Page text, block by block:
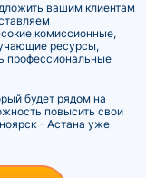
вашим клиентам
комиссионные,
ресурсы,
профессиональные
будет рядом на
повысить свои
- Астана уже